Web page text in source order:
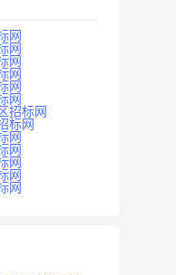
网
网
网
网
网
网
招标网
标网
网
网
网
网
网